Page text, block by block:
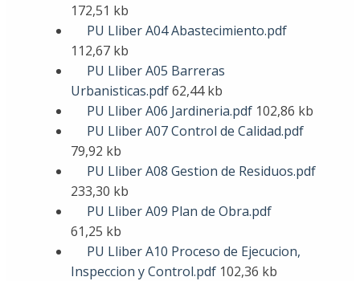
172,51 kb
PU Lliber A04 Abastecimiento.pdf
112,67 kb
PU Lliber A05 Barreras
Urbanisticas.pdf62,44 kb
PU Lliber A06 Jardineria.pdf 102,86 kb
PU Lliber A07 Control de Calidad.pdf
79,92 kb
PU Lliber A08 Gestion de Residuos.pdf
233,30 kb
PU Lliber A09 Plan de Obra.pdf
61,25 kb
PU Lliber A10 Proceso de Ejecucion,
Inspeccion y Control.pdf 102,36 kb